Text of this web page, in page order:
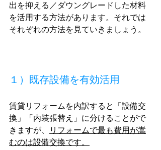
出を抑える／ダウングレードした材料
を活用する方法があります。それでは
それぞれの方法を見ていきましょう。
１）既存設備を有効活用
賃貸リフォームを内訳すると「設備交
換」「内装張替え」に分けることがで
きますが、
リフォームで最も費用が嵩
むのは設備交換です。